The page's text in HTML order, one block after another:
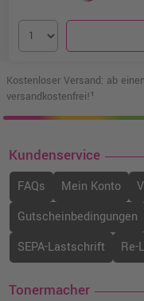
Kostenloser Versand: ab
versandkostenfrei!¹
Kundenservice
FAQs Mein Konto
Gutscheinbedingungen
SEPA-Lastschrift
Re-
Tonermacher